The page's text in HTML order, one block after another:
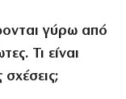
γύρω από
Τι είναι